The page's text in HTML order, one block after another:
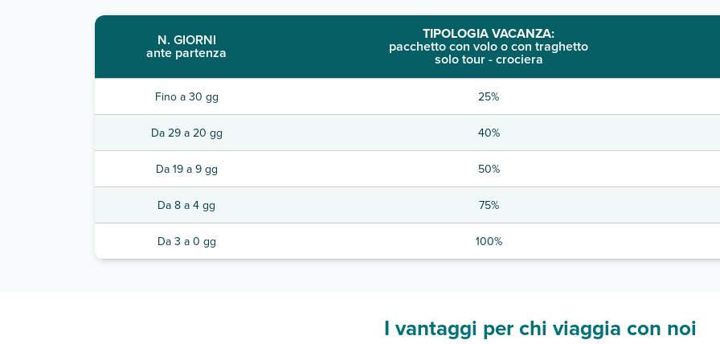
N. GIORNI
ante partenza
TIPOLOGIA VACANZA:
pacchetto con volo o con traghetto
solo tour - crociera
Fino a 30 gg 25%
Da 29 a 20 gg 40%
Da 19 a 9 gg 50%
Da 8 a 4 gg 75%
Da 3 a 0 gg 100%
I vantaggi per chi viaggia con noi